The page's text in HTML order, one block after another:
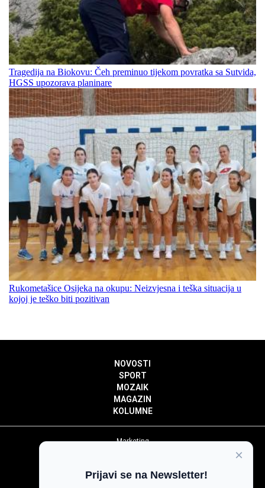
Tragedija na Biokovu: Čeh preminuo tijekom povratka sa Sutvida,
HGSS upozorava planinare
Rukometašice Osijeka na okupu: Neizvjesna i teška situacija u
kojoj je teško biti pozitivan
NOVOSTI
SPORT
MOZAIK
MAGAZIN
KOLUMNE
Marketing
Impressum
×
Prijavi se na Newsletter!